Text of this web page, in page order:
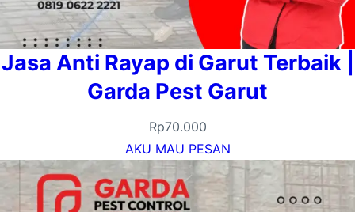
Jasa Anti Rayap di Garut Terbaik |
Garda Pest Garut
Rp70.000
AKU MAU PESAN